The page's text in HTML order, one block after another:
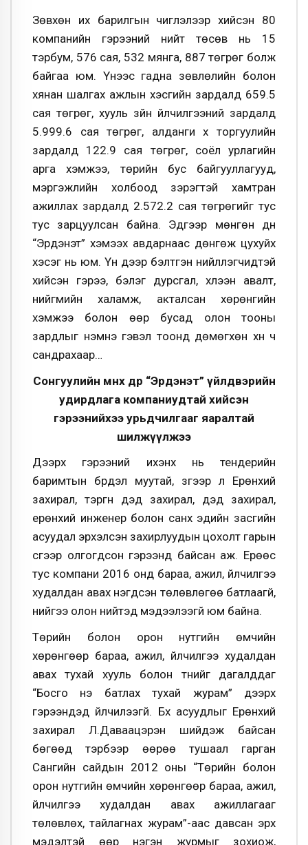
Зөвхөн их барилгын чиглэлээр хийсэн 80
компанийн гэрээний нийт төсөв нь 15
тэрбум, 576 сая, 532 мянга, 887 төгрөг болж
байгаа юм. Үүнээс гадна зөвлөлийн болон
хянан шалгах ажлын хэсгийн зардалд 659.5
сая төгрөг, хууль зүйн үйлчилгээний зардалд
5.999.6 сая төгрөг, алданги хүү торгуулийн
зардалд 122.9 сая төгрөг, соёл урлагийн
арга хэмжээ, төрийн бус байгууллагууд,
мэргэжлийн холбоод зэрэгтэй хамтран
ажиллах зардалд 2.572.2 сая төгрөгийг тус
тус зарцуулсан байна. Эдгээр мөнгөн дүн
“Эрдэнэт” хэмээх авдарнаас дөнгөж цухуйх
хэсэг нь юм. Үүн дээр бэлтгэн нийлүүлэгчидтэй
хийсэн гэрээ, бэлэг дурсгал, хүлээн авалт,
нийгмийн халамж, акталсан хөрөнгийн
хэмжээ болон өөр бусад олон тооны
зардлыг нэмнэ гэвэл тоонд дөмөгхөн хүн ч
сандрахаар…
Сонгуулийн өмнөх өдөр “Эрдэнэт” үйлдвэрийн
удирдлага компаниудтай хийсэн
гэрээнийхээ урьдчилгааг яаралтай
шилжүүлжээ
Дээрх гэрээний ихэнх нь тендерийн
баримтын бүрдэл муутай, зүгээр л Ерөнхий
захирал, тэргүүн дэд захирал, дэд захирал,
ерөнхий инженер болон санхүү эдийн засгийн
асуудал эрхэлсэн захирлуудын цохолт гарын
үсгээр олгогдсон гэрээнүүд байсан аж. Ерөөс
тус компани 2016 онд бараа, ажил, үйлчилгээ
худалдан авах нэгдсэн төлөвлөгөө батлаагүй,
үүнийгээ олон нийтэд мэдээлээгүй юм байна.
Төрийн болон орон нутгийн өмчийн
хөрөнгөөр бараа, ажил, үйлчилгээ худалдан
авах тухай хууль болон түүнийг дагалддаг
“Босго үнэ батлах тухай журам” дээрх
гэрээнүүдэд үйлчилээгүй. Бүх асуудлыг Ерөнхий
захирал Л.Даваацэрэн шийдэж байсан
бөгөөд тэрбээр өөрөө тушаал гарган
Сангийн сайдын 2012 оны “Төрийн болон
орон нутгийн өмчийн хөрөнгөөр бараа, ажил,
үйлчилгээ худалдан авах ажиллагааг
төлөвлөх, тайлагнах журам”-аас давсан эрх
мэдэлтэй өөр нэгэн журмыг зохиож,